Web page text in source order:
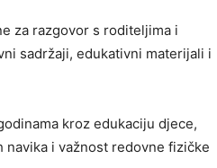
za razgovor s roditeljima i
sadržaji, edukativni materijali i
kroz edukaciju djece,
i važnost redovne fizičke